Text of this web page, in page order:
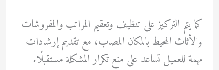
كما يتم التركيز على تنظيف وتعقيم المراتب والمفروشات
والأثاث المحيط بالمكان المصاب، مع تقديم إرشادات
مهمة للعميل تساعد على منع تكرار المشكلة مستقبلًا.